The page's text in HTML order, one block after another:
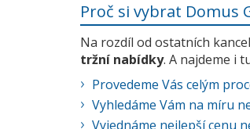
Proč si vybrat Domus
Na rozdíl od ostatních
tržní nabídky. A najdeme i
Provedeme Vás celým
Vyhledáme Vám na míru
Vyjednáme nejlepší cenu